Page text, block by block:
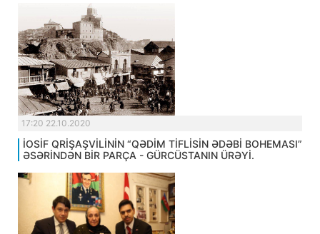
17:20 22.10.2020
İOSİF QRİŞAŞVİLİNİN “QƏDİM TİFLİSİN ƏDƏBİ BOHEMASI”
ƏSƏRİNDƏN BİR PARÇA - GÜRCÜSTANIN ÜRƏYİ.